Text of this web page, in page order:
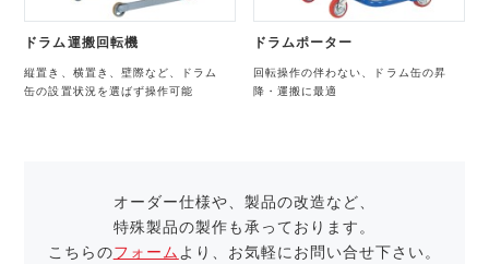
ドラム運搬回転機
縦置き、横置き、壁際など、ドラム
缶の設置状況を選ばず操作可能
ドラムポーター
回転操作の伴わない、ドラム缶の昇
降・運搬に最適
オーダー仕様や、製品の改造など、
特殊製品の製作も承っております。
こちらのフォーム より、お気軽にお問い合せ下さい。